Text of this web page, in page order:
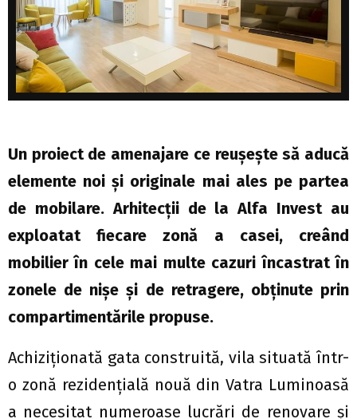
Un proiect de amenajare ce reuşeşte să aducă
elemente noi şi originale mai ales pe partea
de mobilare. Arhitecţii de la Alfa Invest au
exploatat fiecare zonă a casei, creând
mobilier în cele mai multe cazuri încastrat în
zonele de nişe şi de retragere, obţinute prin
compartimentările propuse.
Achiziţionată gata construită, vila situată într-
o zonă rezidenţială nouă din Vatra Luminoasă
a necesitat numeroase lucrări de renovare şi